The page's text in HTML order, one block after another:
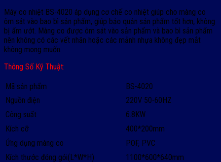
Máy co nhiệt BS-4020 áp dụng cơ chế co nhiệt giúp cho màng co
ôm sát vào bao bì sản phẩm, giúp bảo quản sản phẩm tốt hơn, không
bị ẩm ướt. Màng co được ôm sát vào sản phẩm và bao bì sản phẩm
nên không có các vết nhăn hoặc các mảnh nhựa không đẹp mắt
không mong muốn.
Thông Số Kỹ Thuật:
Mã sản phẩm
BS-4020
Nguồn điện
220V 50-60HZ
Công suất
6.8KW
Kích cỡ
400*200mm
Ứng dụng màng co
POF, PVC
Kích thước đóng gói(L*W*H)
1100*600*640mm